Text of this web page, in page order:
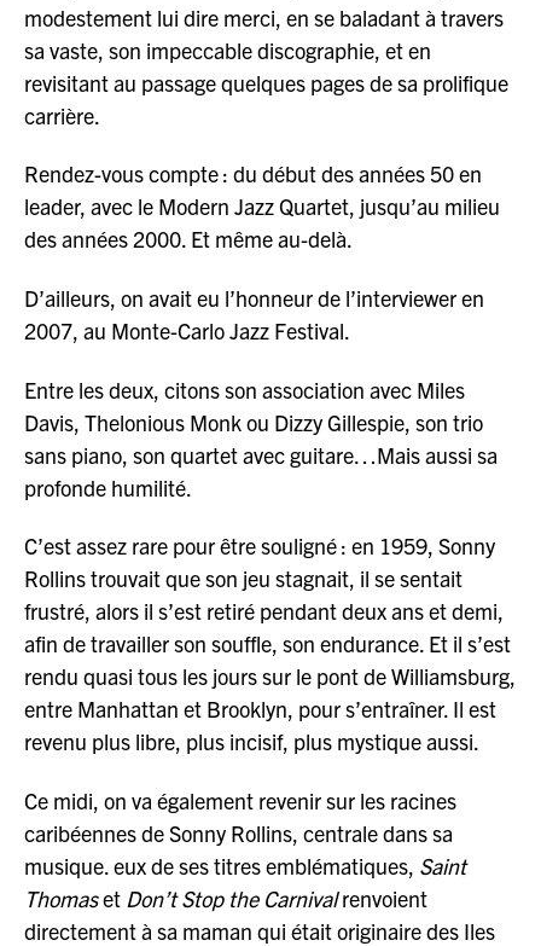
modestement lui dire merci, en se baladant à travers
sa vaste, son impeccable discographie, et en
revisitant au passage quelques pages de sa prolifique
carrière.
Rendez-vous compte : du début des années 50 en
leader, avec le Modern Jazz Quartet, jusqu’au milieu
des années 2000. Et même au-delà.
D’ailleurs, on avait eu l’honneur de l’interviewer en
2007, au Monte-Carlo Jazz Festival.
Entre les deux, citons son association avec Miles
Davis, Thelonious Monk ou Dizzy Gillespie, son trio
sans piano, son quartet avec guitare…Mais aussi sa
profonde humilité.
C’est assez rare pour être souligné : en 1959, Sonny
Rollins trouvait que son jeu stagnait, il se sentait
frustré, alors il s’est retiré pendant deux ans et demi,
afin de travailler son souffle, son endurance. Et il s’est
rendu quasi tous les jours sur le pont de Williamsburg,
entre Manhattan et Brooklyn, pour s’entraîner. Il est
revenu plus libre, plus incisif, plus mystique aussi.
Ce midi, on va également revenir sur les racines
caribéennes de Sonny Rollins, centrale dans sa
musique. eux de ses titres emblématiques, Saint
Thomaset Don’t Stop the Carnivalrenvoient
directement à sa maman qui était originaire des Iles